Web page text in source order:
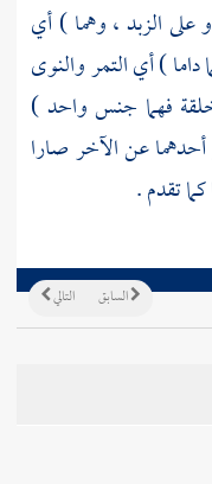
الزبد ، وهما ) أي
) أي التمر والنوى
فهما جنس واحد )
أحدهما عن الآخر صارا
تقدم .
التالي السابق